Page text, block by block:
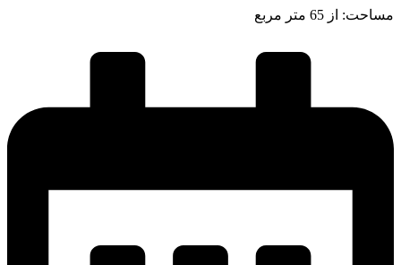
مساحت: از 65 متر مربع